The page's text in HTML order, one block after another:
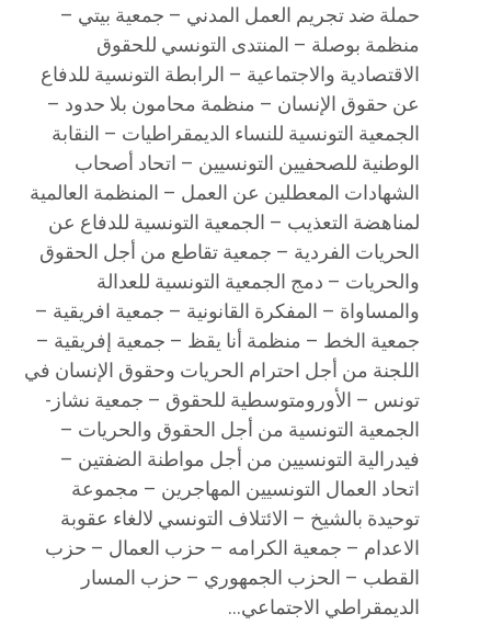
حملة ضد تجريم العمل المدني – جمعية بيتي –
منظمة بوصلة – المنتدى التونسي للحقوق
الاقتصادية والاجتماعية – الرابطة التونسية للدفاع
عن حقوق الإنسان – منظمة محامون بلا حدود –
الجمعية التونسية للنساء الديمقراطيات – النقابة
الوطنية للصحفيين التونسيين – اتحاد أصحاب
الشهادات المعطلين عن العمل – المنظمة العالمية
لمناهضة التعذيب – الجمعية التونسية للدفاع عن
الحريات الفردية – جمعية تقاطع من أجل الحقوق
والحريات – دمج الجمعية التونسية للعدالة
والمساواة – المفكرة القانونية – جمعية افريقية –
جمعية الخط – منظمة أنا يقظ – جمعية إفريقية –
اللجنة من أجل احترام الحريات وحقوق الإنسان في
تونس – الأورومتوسطية للحقوق – جمعية نشاز-
الجمعية التونسية من أجل الحقوق والحريات –
فيدرالية التونسيين من أجل مواطنة الضفتين –
اتحاد العمال التونسيين المهاجرين – مجموعة
توحيدة بالشيخ – الائتلاف التونسي لالغاء عقوبة
الاعدام – جمعية الكرامه – حزب العمال – حزب
القطب – الحزب الجمهوري – حزب المسار
الديمقراطي الاجتماعي…